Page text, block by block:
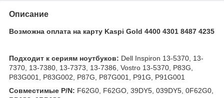
Описание
Возможна оплата на карту Kaspi Gold 4400 4301 8487 4235
Подходит к сериям ноутбуков: Dell Inspiron 13-5370, 13-
7370, 13-7380, 13-7373, 13-7386, Vostro 13-5370, P83G,
P83G001, P83G002, P87G, P87G001, P91G, P91G001
Совместимые P/N: F62G0, F62GO, 39DY5, 039DY5, 0F62G0,